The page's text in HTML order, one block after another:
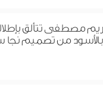
ريم مصطفى تتألق
بالأسود من تصميم نجا